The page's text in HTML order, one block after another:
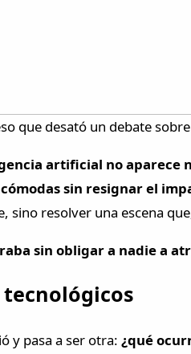
que desató un debate
artificial no aparece
sin resignar el
resolver una escena
sin obligar a nadie a
tecnológicos
y pasa a ser otra:¿qué